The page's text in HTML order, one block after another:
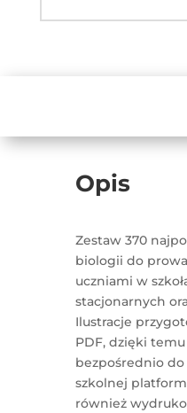
Opis
Zestaw 370
biologii do
uczniami w
stacjonarnych
Ilustracje
PDF, dzięki
bezpośrednio
szkolnej
również